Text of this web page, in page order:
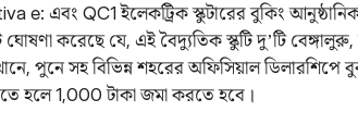
e: এবং QC1 ইলেকট্রিক স্কুটারের বুকিং
করেছে যে, এই বৈদ্যুতিক স্কুটি দু’টি বেঙ্গালুরু,
পুনে সহ বিভিন্ন শহরের অফিসিয়াল ডিলারশিপে
হলে 1,000 টাকা জমা করতে হবে।